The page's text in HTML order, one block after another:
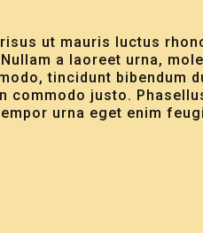
ut mauris luctus
a laoreet urna,
tincidunt bibendum
justo.
urna eget enim